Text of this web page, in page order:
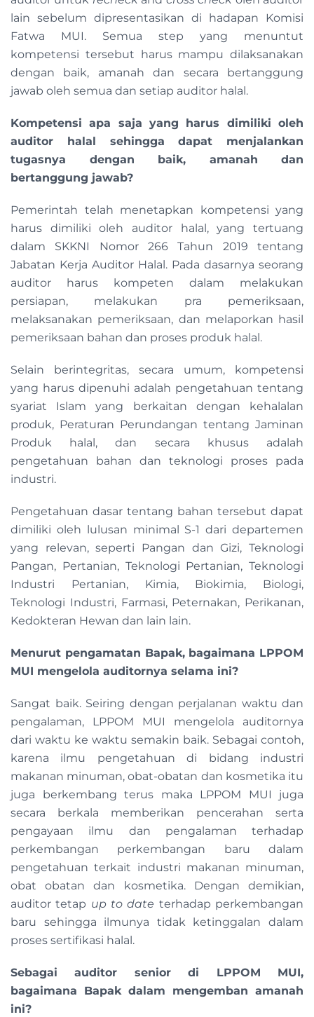
lain sebelum dipresentasikan di hadapan Komisi
Fatwa MUI. Semua step yang menuntut
kompetensi tersebut harus mampu dilaksanakan
dengan baik, amanah dan secara bertanggung
jawab oleh semua dan setiap auditor halal.
Kompetensi apa saja yang harus dimiliki oleh
auditor halal sehingga dapat menjalankan
tugasnya dengan baik, amanah dan
bertanggung jawab?
Pemerintah telah menetapkan kompetensi yang
harus dimiliki oleh auditor halal, yang tertuang
dalam SKKNI Nomor 266 Tahun 2019 tentang
Jabatan Kerja Auditor Halal. Pada dasarnya seorang
auditor harus kompeten dalam melakukan
persiapan, melakukan pra pemeriksaan,
melaksanakan pemeriksaan, dan melaporkan hasil
pemeriksaan bahan dan proses produk halal.
Selain berintegritas, secara umum, kompetensi
yang harus dipenuhi adalah pengetahuan tentang
syariat Islam yang berkaitan dengan kehalalan
produk, Peraturan Perundangan tentang Jaminan
Produk halal, dan secara khusus adalah
pengetahuan bahan dan teknologi proses pada
industri.
Pengetahuan dasar tentang bahan tersebut dapat
dimiliki oleh lulusan minimal S-1 dari departemen
yang relevan, seperti Pangan dan Gizi, Teknologi
Pangan, Pertanian, Teknologi Pertanian, Teknologi
Industri Pertanian, Kimia, Biokimia, Biologi,
Teknologi Industri, Farmasi, Peternakan, Perikanan,
Kedokteran Hewan dan lain lain.
Menurut pengamatan Bapak, bagaimana LPPOM
MUI mengelola auditornya selama ini?
Sangat baik. Seiring dengan perjalanan waktu dan
pengalaman, LPPOM MUI mengelola auditornya
dari waktu ke waktu semakin baik. Sebagai contoh,
karena ilmu pengetahuan di bidang industri
makanan minuman, obat-obatan dan kosmetika itu
juga berkembang terus maka LPPOM MUI juga
secara berkala memberikan pencerahan serta
pengayaan ilmu dan pengalaman terhadap
perkembangan perkembangan baru dalam
pengetahuan terkait industri makanan minuman,
obat obatan dan kosmetika. Dengan demikian,
auditor tetap up to date terhadap perkembangan
baru sehingga ilmunya tidak ketinggalan dalam
proses sertifikasi halal.
Sebagai auditor senior di LPPOM MUI,
bagaimana Bapak dalam mengemban amanah
ini?